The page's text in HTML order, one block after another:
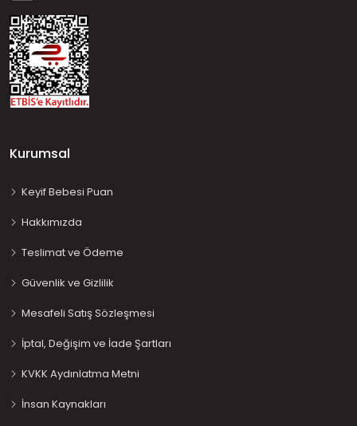
Kurumsal
Keyif Bebesi Puan
Hakkımızda
Teslimat ve Ödeme
Güvenlik ve Gizlilik
Mesafeli Satış Sözleşmesi
İptal, Değişim ve İade Şartları
KVKK Aydınlatma Metni
İnsan Kaynakları